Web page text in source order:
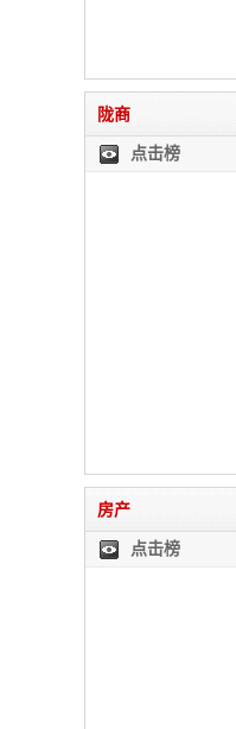
陇商
点击榜
房产
点击榜